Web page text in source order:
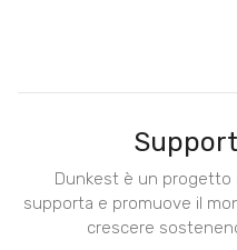
Dunkest è un progetto
supporta e promuove il
crescere